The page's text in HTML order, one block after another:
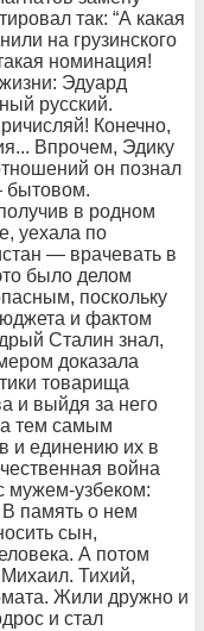
так: “А какая
на грузинского
номинация!
Эдуард
русский.
Конечно,
Впрочем, Эдику
он познал
бытовом.
в родном
уехала по
— врачевать в
было делом
поскольку
и фактом
Сталин знал,
доказала
товарища
и выйдя за него
тем самым
и единению их в
война
мужем-узбеком:
память о нем
сын,
А потом
Тихий,
Жили дружно и
и стал